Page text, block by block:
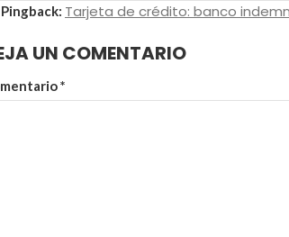
Pingback: Tarjeta de crédito: banco
UN COMENTARIO
*